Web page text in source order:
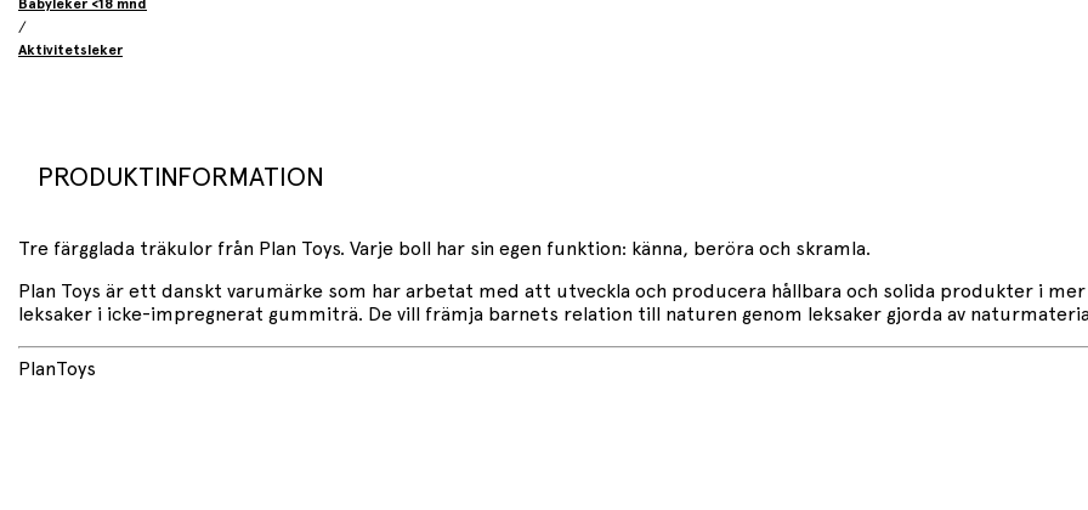
Babyleker <18 mnd
/
Aktivitetsleker
PRODUKTINFORMATION
Tre färgglada träkulor från Plan Toys. Varje boll har sin egen funktion: känna, beröra och skramla.
Plan Toys är ett danskt varumärke som har arbetat med att utveckla och producera hållbara och solida produkter i
leksaker i icke-impregnerat gummiträ. De vill främja barnets relation till naturen genom leksaker gjorda av
PlanToys